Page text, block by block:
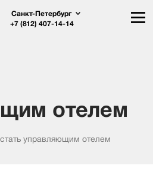
Санкт-Петербург
+7 (812) 407-14-14
отелем
управляющим отелем